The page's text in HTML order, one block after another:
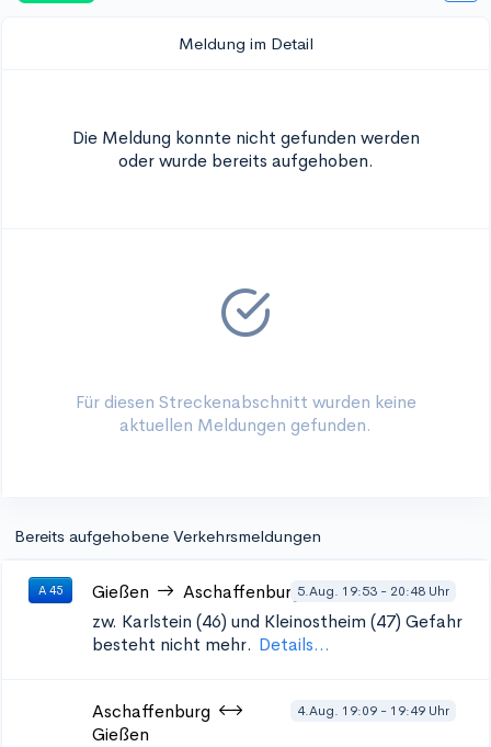
Meldung im Detail
Die Meldung konnte nicht gefunden werden
oder wurde bereits aufgehoben.
Für diesen Streckenabschnitt wurden keine
aktuellen Meldungen gefunden.
Bereits aufgehobene Verkehrsmeldungen
A 45 Gießen Aschaffenburg5.Aug. 19:53 - 20:48 Uhr
zw. Karlstein (46) und Kleinostheim (47) Gefahr
besteht nicht mehr. Details...
Aschaffenburg
Gießen
4.Aug. 19:09 - 19:49 Uhr